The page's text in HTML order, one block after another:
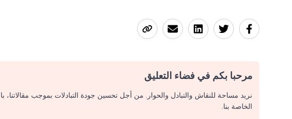
مرحبا بكم في فضاء التعليق
نريد مساحة للنقاش والتبادل والحوار. من أجل تحسين جودة التبادلات بموجب
الخاصة بنا.